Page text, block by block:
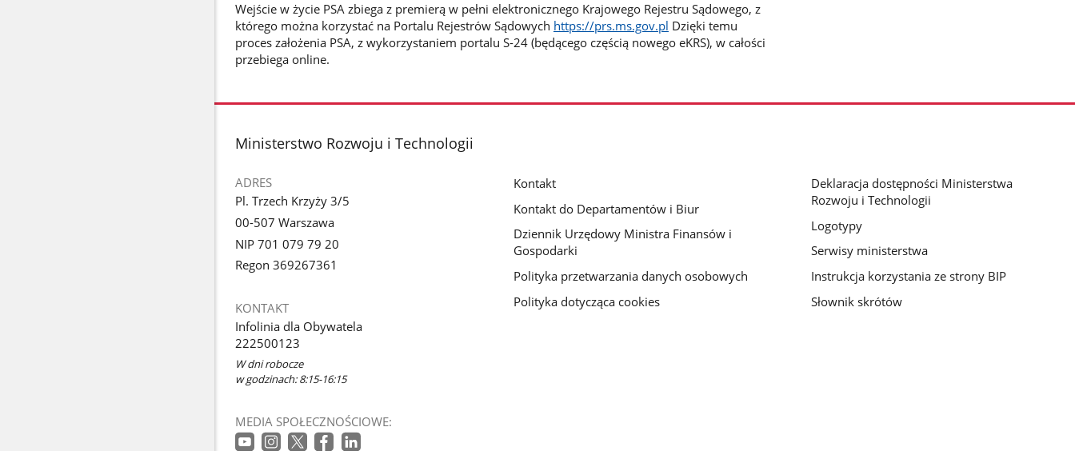
Wejście w życie PSA zbiega z premierą w pełni elektronicznego Krajowego Rejestru Sądowego, z
którego można korzystać na Portalu Rejestrów Sądowych https://prs.ms.gov.pl Dzięki temu
proces założenia PSA, z wykorzystaniem portalu S-24 (będącego częścią nowego eKRS), w całości
przebiega online.
stopka
Ministerstwo Rozwoju i Technologii
ADRES
Pl. Trzech Krzyży 3/5
00-507 Warszawa
NIP 701 079 79 20
Regon 369267361
KONTAKT
Infolinia dla Obywatela
222500123
W dni robocze
w godzinach: 8:15-16:15
MEDIA SPOŁECZNOŚCIOWE:
Kontakt
Kontakt do Departamentów i Biur
Dziennik Urzędowy Ministra Finansów i
Gospodarki
Polityka przetwarzania danych osobowych
Polityka dotycząca cookies
Deklaracja dostępności Ministerstwa
Rozwoju i Technologii
Logotypy
Serwisy ministerstwa
Instrukcja korzystania ze strony BIP
Słownik skrótów